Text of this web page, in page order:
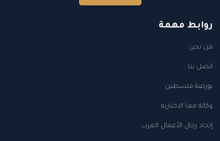
روابط مهمة
من نحن
اتصل بنا
بورصة فلسطين
وكالة معا الاخبارية
إتحاد رجال الأعمال العرب